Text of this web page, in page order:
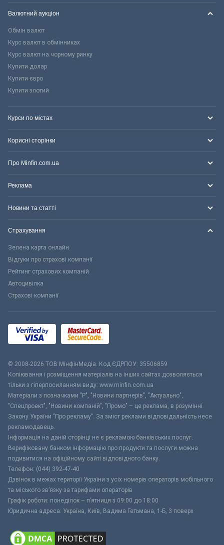
Валютний аукціон
Обмін валют
Курс валют в обмінниках
Курс валют на чорному ринку
Купити долар
Купити євро
Купити злотий
Курси по містах
Корисні сторінки
Про Minfin.com.ua
Реклама
Новини та статті
Страхування
Зелена карта онлайн
Відгуки про страхові компанії
Рейтинг страхових компаній
Автоцивілка
Страхові компанії
© 2008-2026 ТОВ МiнфiнМедiа. Код ЄДРПОУ: 35506859
Копіювання і розміщення матеріалів на інших сайтах дозволяється
тільки з гіперпосиланням виду: www.minfin.com.ua
Матеріали з позначками "Р", "Новини партнерів", "Актуально",
"Спецпроект", "Новини компаній", "Промо" – це реклама, в розумінні
Закону України "Про рекламу". За зміст реклами відповідальність несе
рекламодавець.
Інформація на даній сторінці не є рекламою банківських послуг.
Верифіковану банком інформацію про продукти та послуги можна
подивитися на офіційному сайті відповідного банку.
Телефон: (044) 392-47-40
Дзвінок в межах території України з усіх номерів операторів мобільного
та міського зв’язку за тарифами операторів
Графік роботи: понеділок – п’ятниця з 09:00 до 18:00
Юридична адреса: Україна, Київ, Вадима Гетьмана, 1-Б, 3 поверх